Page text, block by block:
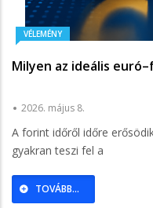
VÉLEMÉNY
Milyen az ideális
2026. május 8.
A forint időről időre
gyakran teszi fel a
TOVÁBB...